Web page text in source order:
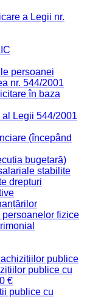
a Legii nr.
persoanei
nr. 544/2001
în baza
Legii 544/2001
(începând
bugetară)
stabilite
drepturi
fizice
publice
publice cu
€
publice cu